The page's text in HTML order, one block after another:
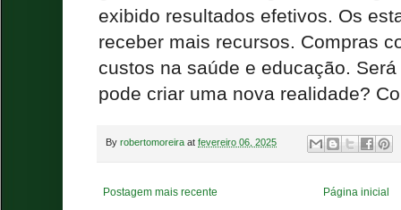
exibido resultados efetivos. Os
receber mais recursos. Compras
custos na saúde e educação.
pode criar uma nova realidade?
By robertomoreira at fevereiro 06, 2025
Postagem mais recente Página inicial